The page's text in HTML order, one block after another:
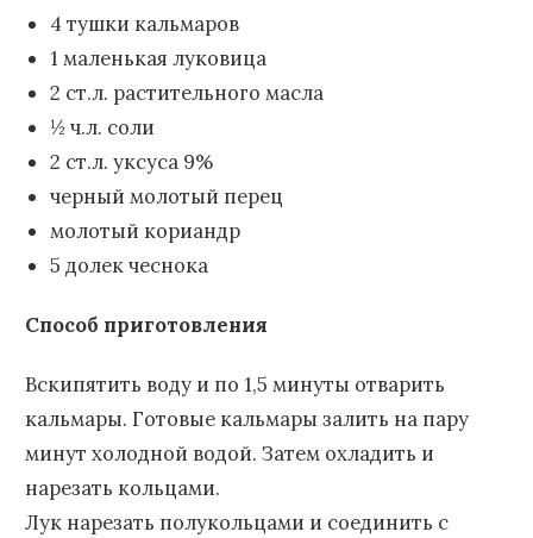
4 тушки кальмаров
1 маленькая луковица
2 ст.л. растительного масла
½ ч.л. соли
2 ст.л. уксуса 9%
черный молотый перец
молотый кориандр
5 долек чеснока
Способ приготовления
Вскипятить воду и по 1,5 минуты отварить
кальмары. Готовые кальмары залить на пару
минут холодной водой. Затем охладить и
нарезать кольцами.
Лук нарезать полукольцами и соединить с